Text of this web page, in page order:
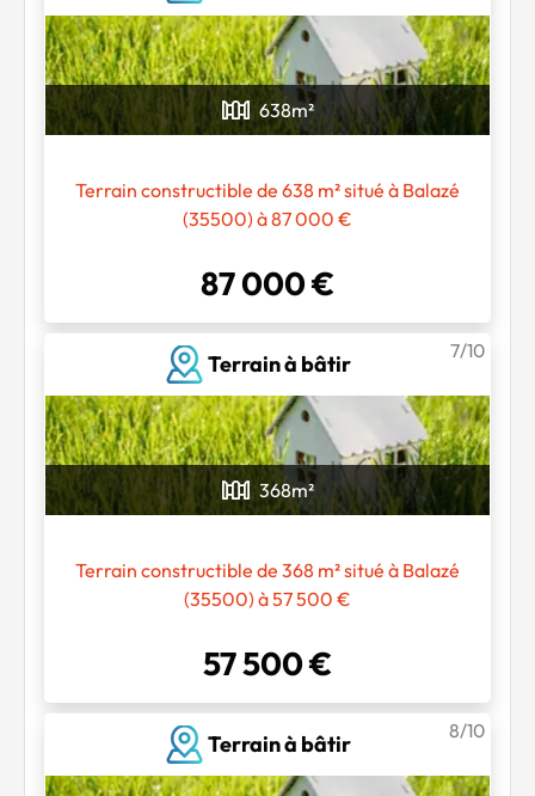
638m²
Terrain constructible de 638 m² situé à Balazé
(35500) à 87 000 €
87 000 €
Terrain à bâtir
7/10
368m²
Terrain constructible de 368 m² situé à Balazé
(35500) à 57 500 €
57 500 €
Terrain à bâtir
8/10